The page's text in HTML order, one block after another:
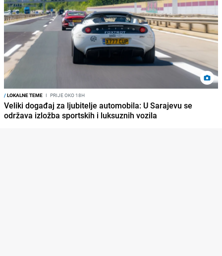
/LOKALNE TEME I PRIJE OKO 18H
Veliki događaj za ljubitelje automobila: U Sarajevu se
održava izložba sportskih i luksuznih vozila